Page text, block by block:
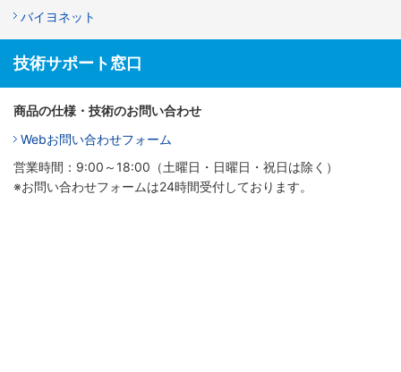
バイヨネット
技術サポート窓口
商品の仕様・技術のお問い合わせ
Webお問い合わせフォーム
営業時間：9:00～18:00（土曜日・日曜日・祝日は除く）
※お問い合わせフォームは24時間受付しております。